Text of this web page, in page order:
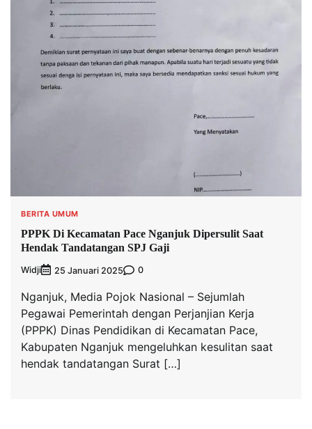
BERITA UMUM
PPPK Di Kecamatan Pace Nganjuk Dipersulit Saat
Hendak Tandatangan SPJ Gaji
Widji 25 Januari 2025 0
Nganjuk, Media Pojok Nasional – Sejumlah
Pegawai Pemerintah dengan Perjanjian Kerja
(PPPK) Dinas Pendidikan di Kecamatan Pace,
Kabupaten Nganjuk mengeluhkan kesulitan saat
hendak tandatangan Surat […]